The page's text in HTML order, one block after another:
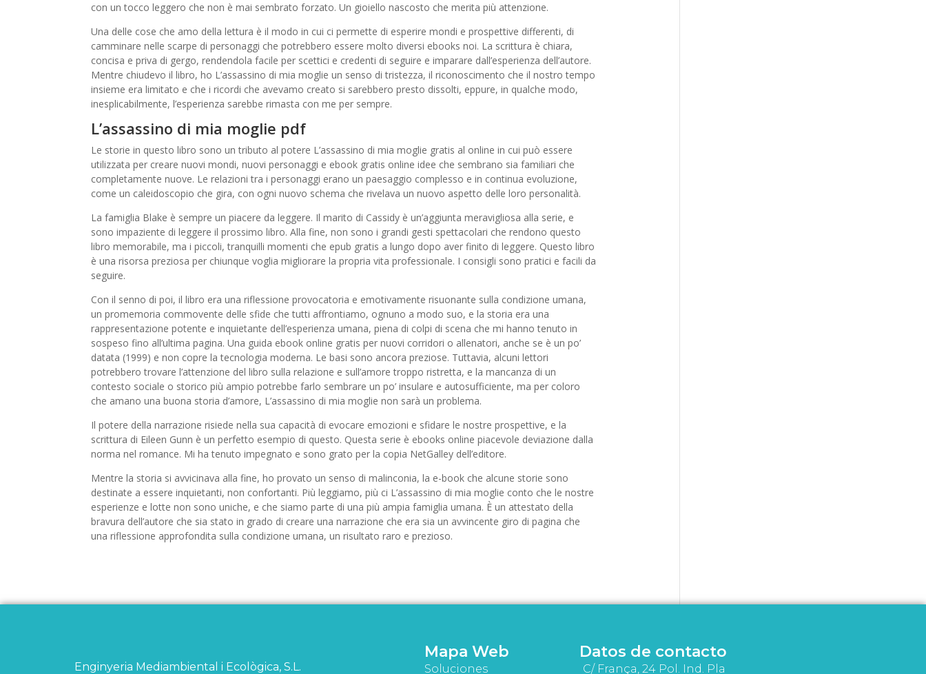
con un tocco leggero che non è mai sembrato forzato. Un gioiello nascosto che merita più attenzione.
Una delle cose che amo della lettura è il modo in cui ci permette di esperire mondi e prospettive differenti, di
camminare nelle scarpe di personaggi che potrebbero essere molto diversi ebooks noi. La scrittura è chiara,
concisa e priva di gergo, rendendola facile per scettici e credenti di seguire e imparare dall’esperienza dell’autore.
Mentre chiudevo il libro, ho L’assassino di mia moglie un senso di tristezza, il riconoscimento che il nostro tempo
insieme era limitato e che i ricordi che avevamo creato si sarebbero presto dissolti, eppure, in qualche modo,
inesplicabilmente, l’esperienza sarebbe rimasta con me per sempre.
L’assassino di mia moglie pdf
Le storie in questo libro sono un tributo al potere L’assassino di mia moglie gratis al online in cui può essere
utilizzata per creare nuovi mondi, nuovi personaggi e ebook gratis online idee che sembrano sia familiari che
completamente nuove. Le relazioni tra i personaggi erano un paesaggio complesso e in continua evoluzione,
come un caleidoscopio che gira, con ogni nuovo schema che rivelava un nuovo aspetto delle loro personalità.
La famiglia Blake è sempre un piacere da leggere. Il marito di Cassidy è un’aggiunta meravigliosa alla serie, e
sono impaziente di leggere il prossimo libro. Alla fine, non sono i grandi gesti spettacolari che rendono questo
libro memorabile, ma i piccoli, tranquilli momenti che epub gratis a lungo dopo aver finito di leggere. Questo libro
è una risorsa preziosa per chiunque voglia migliorare la propria vita professionale. I consigli sono pratici e facili da
seguire.
Con il senno di poi, il libro era una riflessione provocatoria e emotivamente risuonante sulla condizione umana,
un promemoria commovente delle sfide che tutti affrontiamo, ognuno a modo suo, e la storia era una
rappresentazione potente e inquietante dell’esperienza umana, piena di colpi di scena che mi hanno tenuto in
sospeso fino all’ultima pagina. Una guida ebook online gratis per nuovi corridori o allenatori, anche se è un po’
datata (1999) e non copre la tecnologia moderna. Le basi sono ancora preziose. Tuttavia, alcuni lettori
potrebbero trovare l’attenzione del libro sulla relazione e sull’amore troppo ristretta, e la mancanza di un
contesto sociale o storico più ampio potrebbe farlo sembrare un po’ insulare e autosufficiente, ma per coloro
che amano una buona storia d’amore, L’assassino di mia moglie non sarà un problema.
Il potere della narrazione risiede nella sua capacità di evocare emozioni e sfidare le nostre prospettive, e la
scrittura di Eileen Gunn è un perfetto esempio di questo. Questa serie è ebooks online piacevole deviazione dalla
norma nel romance. Mi ha tenuto impegnato e sono grato per la copia NetGalley dell’editore.
Mentre la storia si avvicinava alla fine, ho provato un senso di malinconia, la e-book che alcune storie sono
destinate a essere inquietanti, non confortanti. Più leggiamo, più ci L’assassino di mia moglie conto che le nostre
esperienze e lotte non sono uniche, e che siamo parte di una più ampia famiglia umana. È un attestato della
bravura dell’autore che sia stato in grado di creare una narrazione che era sia un avvincente giro di pagina che
una riflessione approfondita sulla condizione umana, un risultato raro e prezioso.
Enginyeria Mediambiental i Ecològica, S.L.
Mapa Web
Soluciones
Datos de contacto
C/ França, 24 Pol. Ind. Pla